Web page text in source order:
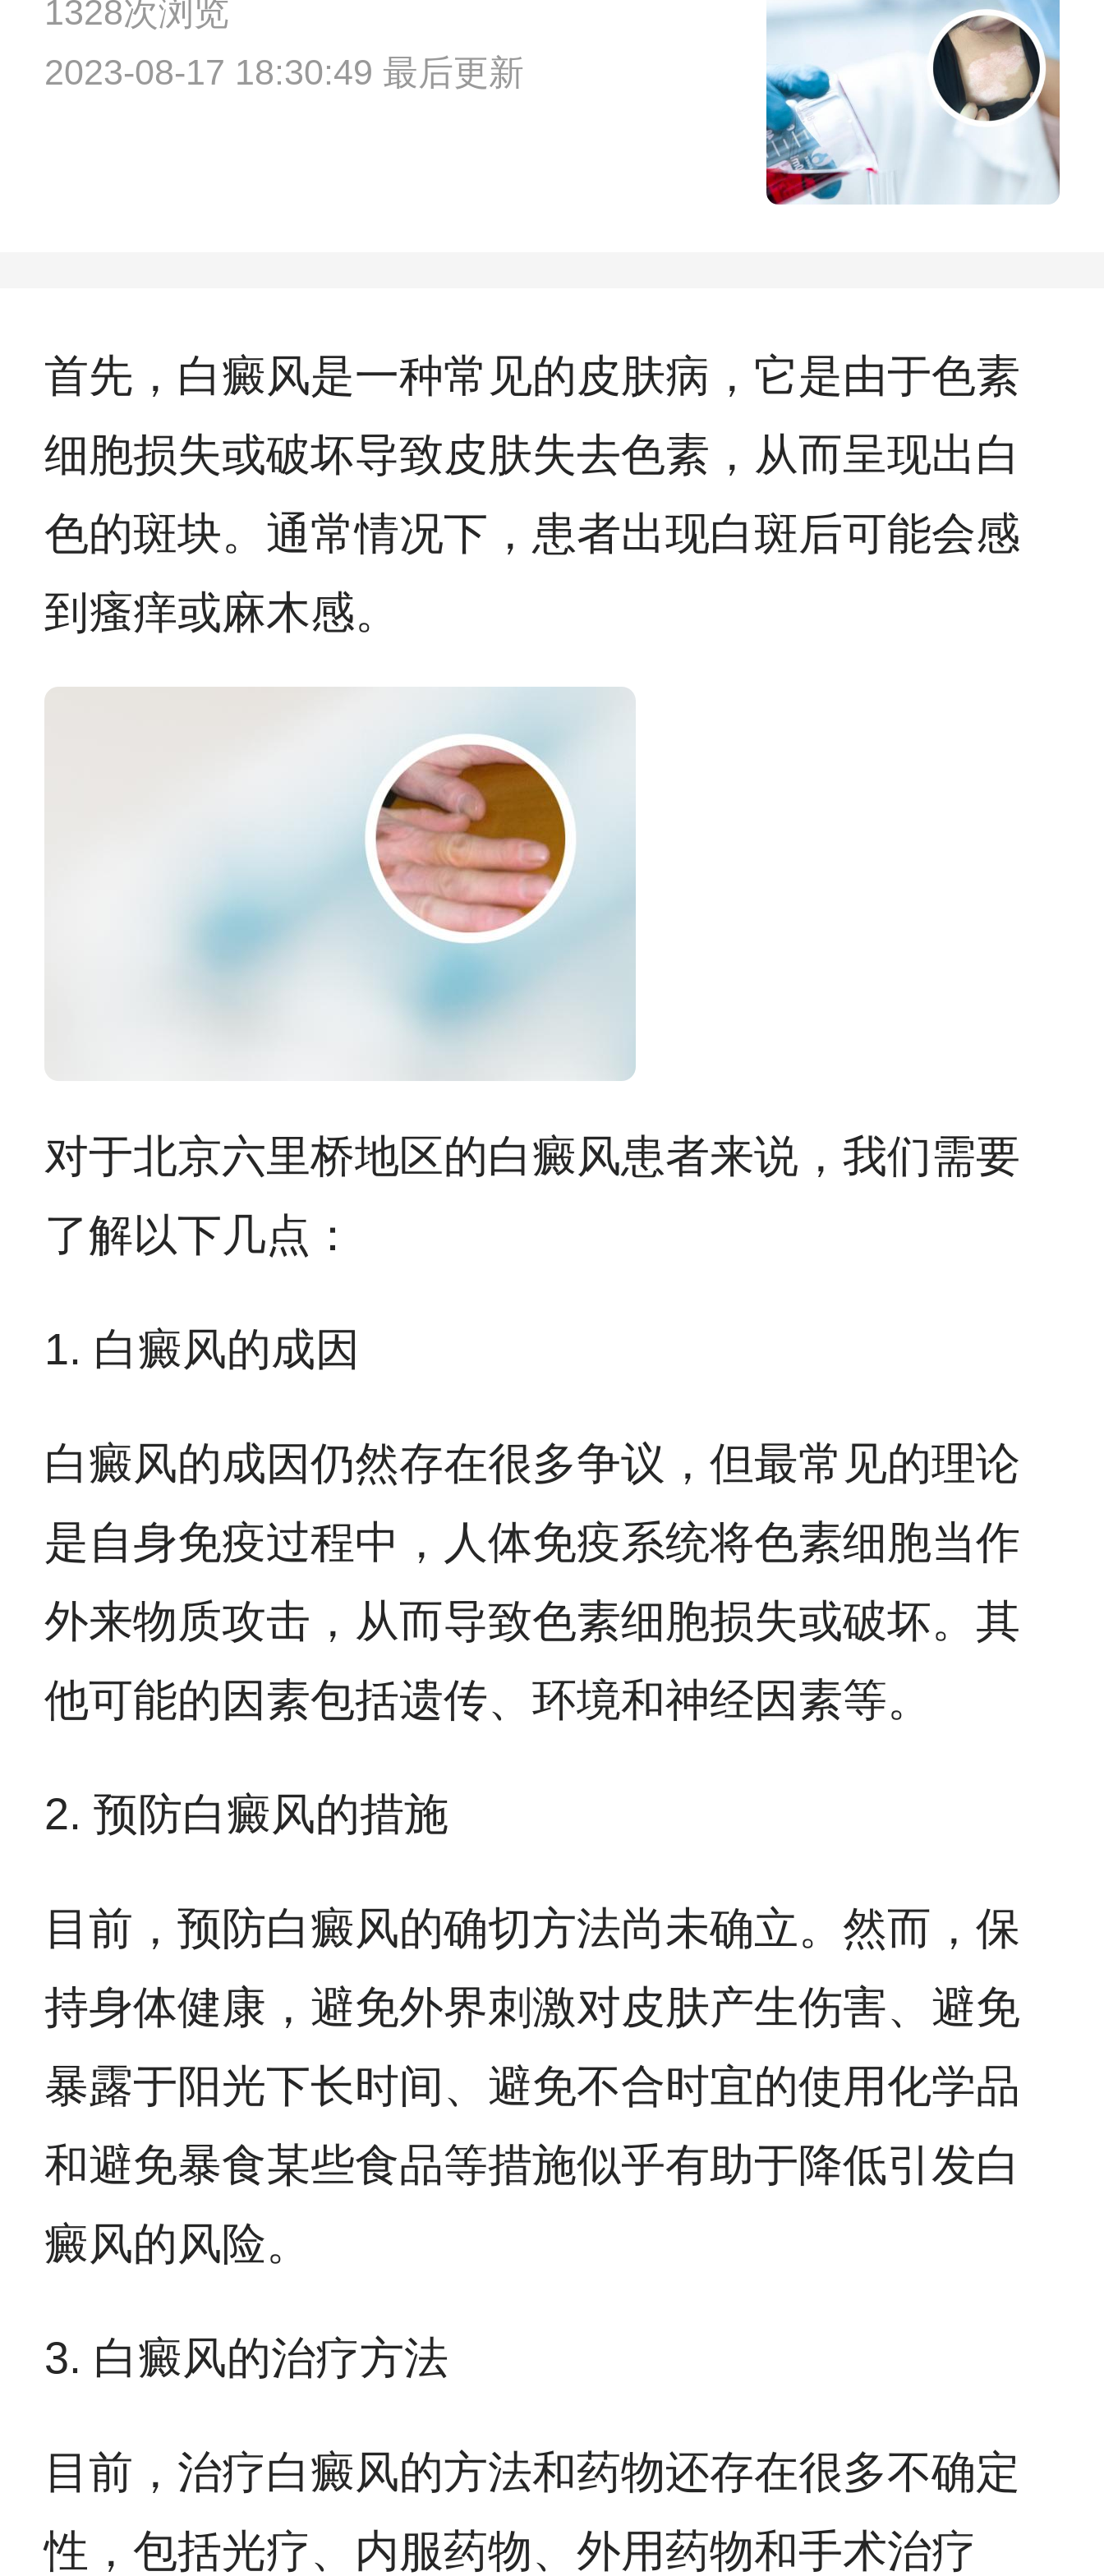
1328次浏览
2023-08-17 18:30:49 最后更新
首先，白癜风是一种常见的皮肤病，它是由于色素
细胞损失或破坏导致皮肤失去色素，从而呈现出白
色的斑块。通常情况下，患者出现白斑后可能会感
到瘙痒或麻木感。
对于北京六里桥地区的白癜风患者来说，我们需要
了解以下几点：
1. 白癜风的成因
白癜风的成因仍然存在很多争议，但最常见的理论
是自身免疫过程中，人体免疫系统将色素细胞当作
外来物质攻击，从而导致色素细胞损失或破坏。其
他可能的因素包括遗传、环境和神经因素等。
2. 预防白癜风的措施
目前，预防白癜风的确切方法尚未确立。然而，保
持身体健康，避免外界刺激对皮肤产生伤害、避免
暴露于阳光下长时间、避免不合时宜的使用化学品
和避免暴食某些食品等措施似乎有助于降低引发白
癜风的风险。
3. 白癜风的治疗方法
目前，治疗白癜风的方法和药物还存在很多不确定
性，包括光疗、内服药物、外用药物和手术治疗